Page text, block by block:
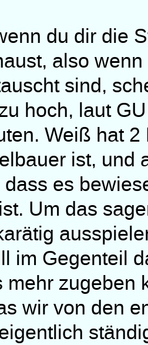
du dir die
also
sind,
hoch, laut
Weiß hat
ist, und
dass es
Um das
im Gegenteil
mehr zugeben
wir von den